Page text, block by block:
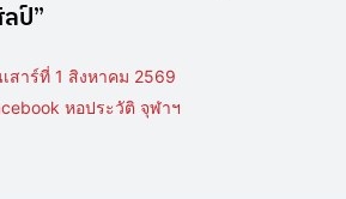
ป์”
สาร์ที่ 1 สิงหาคม 2569
หอประวัติ จุฬาฯ